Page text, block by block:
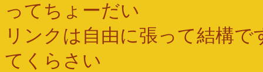
ってちょーだい
リンクは自由に張って結構
てくらさい